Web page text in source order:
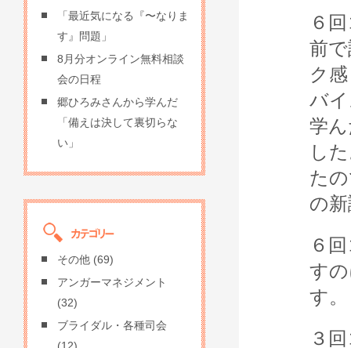
６
前
ク
バ
学
し
た
の
６
す
す。
３
「最近気になる『〜なりま
す』問題」
8月分オンライン無料相談
会の日程
郷ひろみさんから学んだ
「備えは決して裏切らな
い」
その他 (69)
アンガーマネジメント
(32)
ブライダル・各種司会